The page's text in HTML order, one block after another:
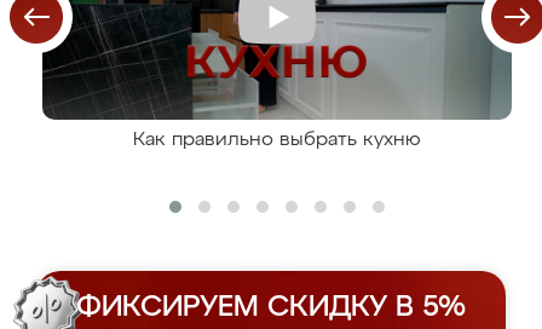
Как правильно выбрать кухню
ФИКСИРУЕМ СКИДКУ В 5%